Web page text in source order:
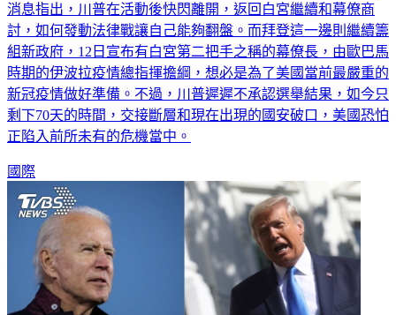
消息指出，川普在活動後快閃離開，返回白宮繼續和幕僚商
討，如何發動法律戰讓自己能夠翻盤。而拜登這一邊則繼續籌
組新政府，12日宣布有白宮第二把手之稱的幕僚長，由歐巴馬
時期的伊波拉疫情總指揮擔綱，想必是為了美國當前最嚴重的
新冠疫情做好準備。不過，川普遲遲不承認選舉結果，如今只
剩下70天的時間，交接斷層和現在出現的國安破口，美國恐怕
正陷入前所未有的危機當中。
國際